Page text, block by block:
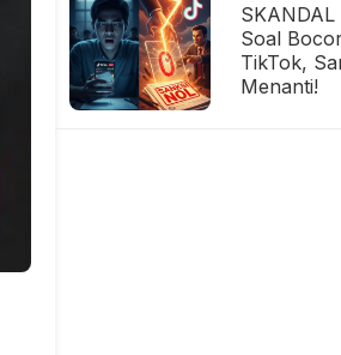
Soal
TikTok,
Menanti!